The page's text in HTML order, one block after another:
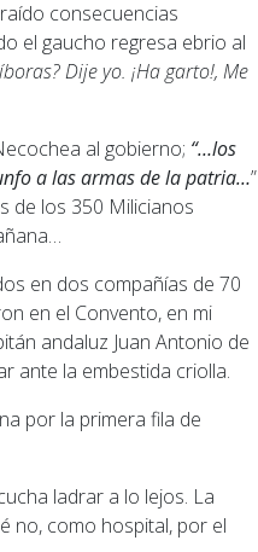
consecuencias
el gaucho regresa ebrio al
Dije yo. ¡Ha garto!, Me
al gobierno; “…los
a las armas de la patria…”
de los 350 Milicianos
en dos compañías de 70
en el Convento, en mi
andaluz Juan Antonio de
ante la embestida criolla.
por la primera fila de
ladrar a lo lejos. La
no, como hospital, por el